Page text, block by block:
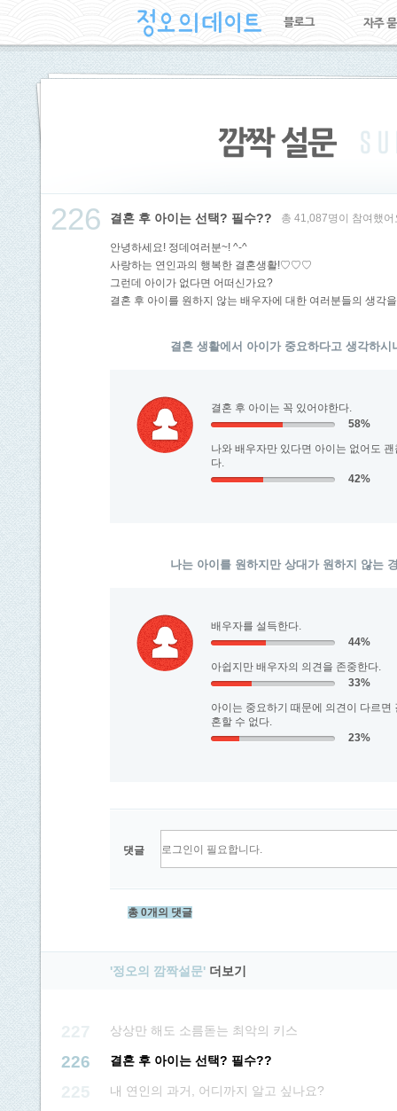
226 결혼 후 아이는 선택? 필수?? 총 41,087명이 참여했어
안녕하세요! 정데여러분~! ^-^
사랑하는 연인과의 행복한 결혼생활!♡♡♡
그런데 아이가 없다면 어떠신가요?
결혼 후 아이를 원하지 않는 배우자에 대한 여러분들의 생각
결혼 생활에서 아이가 중요하다고 생각하시
결혼 후 아이는 꼭 있어야한다.
58%
나와 배우자만 있다면 아이는 없어도 괜
다.
42%
나는 아이를 원하지만 상대가 원하지 않는
배우자를 설득한다.
44%
아쉽지만 배우자의 의견을 존중한다.
33%
아이는 중요하기 때문에 의견이 다르면
혼할 수 없다.
23%
댓글
총 0개의 댓글
'정오의 깜짝설문' 더보기
상상만 해도 소름돋는 최악의 키스
226 결혼 후 아이는 선택? 필수??
내 연인의 과거, 어디까지 알고 싶나요?